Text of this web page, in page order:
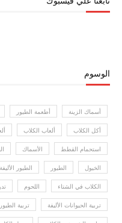
الوسوم
أسماك الزينة أطعمة الطيور
أكل الكلاب ألعاب الكلاب
استحمام القطط الأسماك
الخيول الطيور الطيور الأليفة
الكلاب في الشتاء اللحوم
تربية الحيوانات الأليفة تربية الطيور